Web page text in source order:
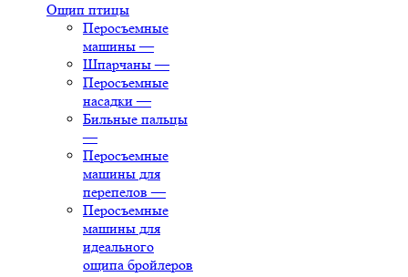
Ощип птицы
Перосъемные
машины —
Шпарчаны —
Перосъемные
насадки —
Бильные пальцы
—
Перосъемные
машины для
перепелов —
Перосъемные
машины для
идеального
ощипа бройлеров